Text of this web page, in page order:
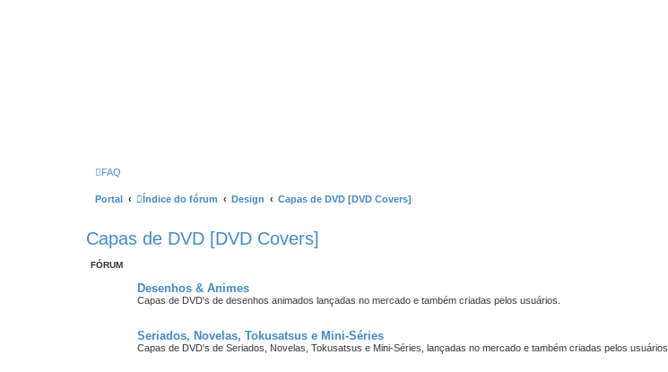
FAQ
Portal Índice do fórum Design Capas de DVD [DVD Covers]
Capas de DVD [DVD Covers]
FÓRUM
Desenhos & Animes
Capas de DVD's de desenhos animados lançadas no mercado e também criadas pelos usuários.
Seriados, Novelas, Tokusatsus e Mini-Séries
Capas de DVD's de Seriados, Novelas, Tokusatsus e Mini-Séries, lançadas no mercado e também criadas pelos usuários.